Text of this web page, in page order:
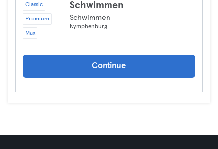
Classic
Premium
Max
Schwimmen
Schwimmen
Nymphenburg
Continue